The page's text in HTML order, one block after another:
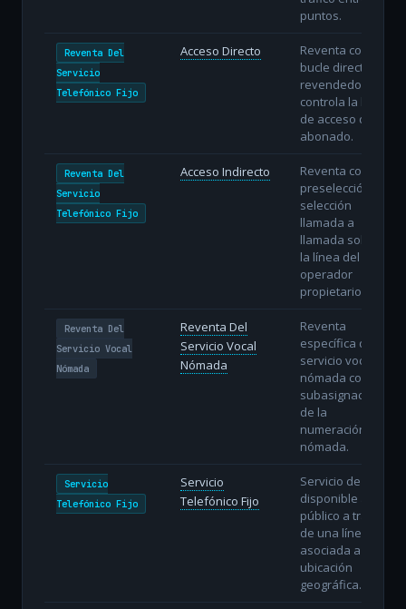
puntos.
Reventa Del
Servicio
Telefónico Fijo
Acceso Directo
Reventa con
bucle directo: el
revendedor
controla la línea
de acceso del
abonado.
Reventa Del
Servicio
Telefónico Fijo
Acceso Indirecto
Reventa con
preselección o
selección
llamada a
llamada sobre
la línea del
operador
propietario.
Reventa Del
Servicio Vocal
Nómada
Reventa Del
Servicio Vocal
Nómada
Reventa
específica del
servicio vocal
nómada con
subasignación
de la
numeración
nómada.
Servicio
Telefónico Fijo
Servicio
Telefónico Fijo
Servicio de voz
disponible al
público a través
de una línea fija
asociada a una
ubicación
geográfica.